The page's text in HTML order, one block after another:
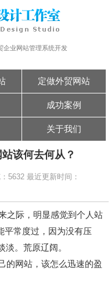
企业网站管理系统开发
定做外贸网站
成功案例
关于我们
该何去何从？
5632 最近更新时间：
之际，明显感觉到个人站
平常度过，因为没有压
淡。荒原辽阔。
的网站，该怎么迅速的盈